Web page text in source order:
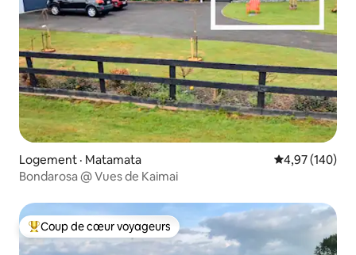
Logement · Matamata Note
4,97 (140)
Bondarosa @ Vues de Kaimai
Coup de cœur voyageurs parmi les plus aimés
Coup de cœur voyageurs